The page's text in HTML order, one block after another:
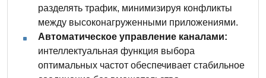
разделять трафик, минимизируя конфликты
между высоконагруженными приложениями.
Автоматическое управление каналами:
интеллектуальная функция выбора
оптимальных частот обеспечивает стабильное